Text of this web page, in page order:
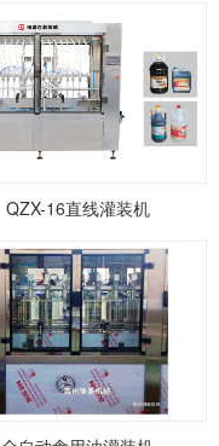
QZX-16直线灌装机